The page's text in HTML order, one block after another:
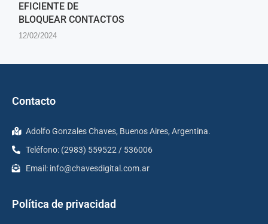
EFICIENTE DE
BLOQUEAR CONTACTOS
12/02/2024
Contacto
Adolfo Gonzales Chaves, Buenos Aires, Argentina.
Teléfono: (2983) 559522 / 536006
Email: info@chavesdigital.com.ar
Política de privacidad